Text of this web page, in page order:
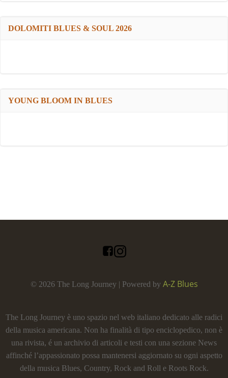
DOLOMITI BLUES & SOUL 2026
YOUNG BLOOM IN BLUES
© 2026 The Long Journey | Powered by A-Z Blues
The Long Journey è uno spazio nel web italiano dedicato alle radici
della musica americana. Non ha finalità di tipo enciclopedico, non è
una rivista, é un archivio di articoli e testi con una sezione News
affinché l’appassionato possa mantenersi aggiornato su ogni aspetto
della musica Blues, Country, Rock and Roll e Roots Rock.